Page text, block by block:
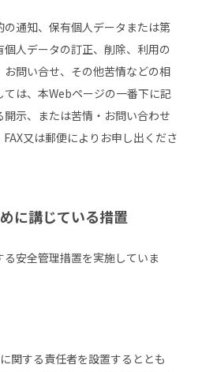
通知、保有個人データまたは第
人データの訂正、削除、利用の
問い合せ、その他苦情などの相
は、本Webページの一番下に記
示、または苦情・お問い合わせ
又は郵便によりお申し出くださ
に講じている措置
安全管理措置を実施していま
関する責任者を設置するととも